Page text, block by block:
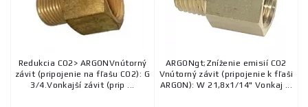
Redukcia CO2> ARGONVnútorný
závit (pripojenie na fľašu CO2): G
3/4.Vonkajší závit (prip ...
ARGONgt;Zníženie emisií CO2
Vnútorný závit (pripojenie k fľaši
ARGON): W 21,8x1/14" Vonkaj ...